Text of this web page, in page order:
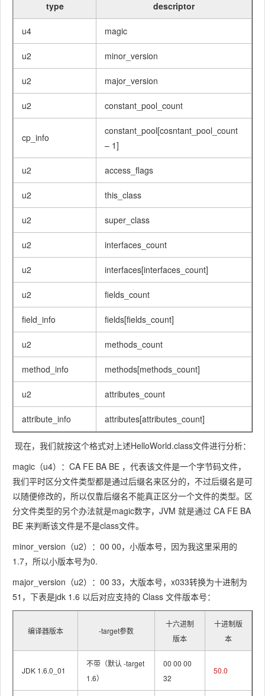
type descriptor
u4 magic
u2 minor_version
u2 major_version
u2 constant_pool_count
cp_info
constant_pool[cosntant_pool_count
– 1]
u2 access_flags
u2 this_class
u2 super_class
u2 interfaces_count
u2 interfaces[interfaces_count]
u2 fields_count
field_info fields[fields_count]
u2 methods_count
method_info methods[methods_count]
u2 attributes_count
attribute_info attributes[attributes_count]
现在，我们就按这个格式对上述HelloWorld.class文件进行分析：
magic（u4）：CA FE BA BE ，代表该文件是一个字节码文件，
我们平时区分文件类型都是通过后缀名来区分的，不过后缀名是可
以随便修改的，所以仅靠后缀名不能真正区分一个文件的类型。区
分文件类型的另个办法就是magic数字，JVM 就是通过 CA FE BA
BE 来判断该文件是不是class文件。
minor_version（u2）：00 00，小版本号，因为我这里采用的
1.7，所以小版本号为0.
major_version（u2）：00 33，大版本号，x033转换为十进制为
51，下表是jdk 1.6 以后对应支持的 Class 文件版本号：
编译器版本 -target参数
十六进制
版本
十进制版
本
JDK 1.6.0_01
不带（默认 -target
1.6）
00 00 00
32
50.0